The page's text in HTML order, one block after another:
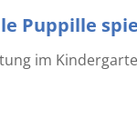
Puppille
im